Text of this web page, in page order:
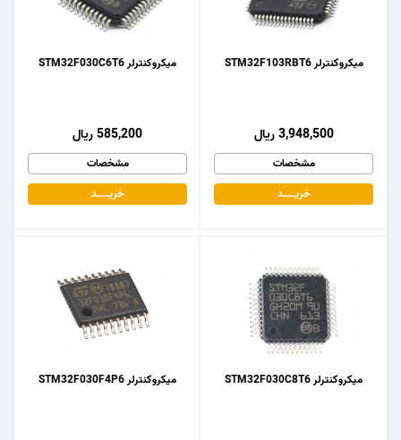
میکروکنترلر STM32F030C6T6
585,200 ریال
مشخصات
خریـــــــد
میکروکنترلر STM32F103RBT6
3,948,500 ریال
مشخصات
خریـــــــد
میکروکنترلر STM32F030F4P6 میکروکنترلر STM32F030C8T6